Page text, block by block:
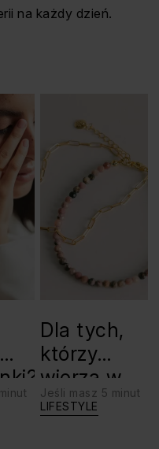
na każdy dzień.
Dla tych,
którzy
wierzą w
swoje siły:
Jeśli masz 5 minut
LIFESTYLE